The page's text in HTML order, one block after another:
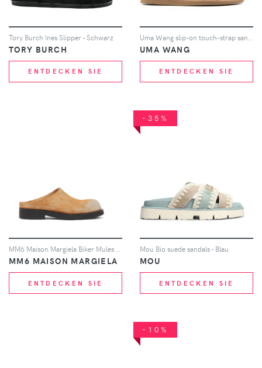
Tory Burch Ines Slipper - Schwarz
TORY BURCH
ENTDECKEN SIE
UMA WANG
ENTDECKEN SIE
MM6 MAISON MARGIELA
ENTDECKEN SIE
-35%
Mou Bio suede sandals - Blau
MOU
ENTDECKEN SIE
-10%